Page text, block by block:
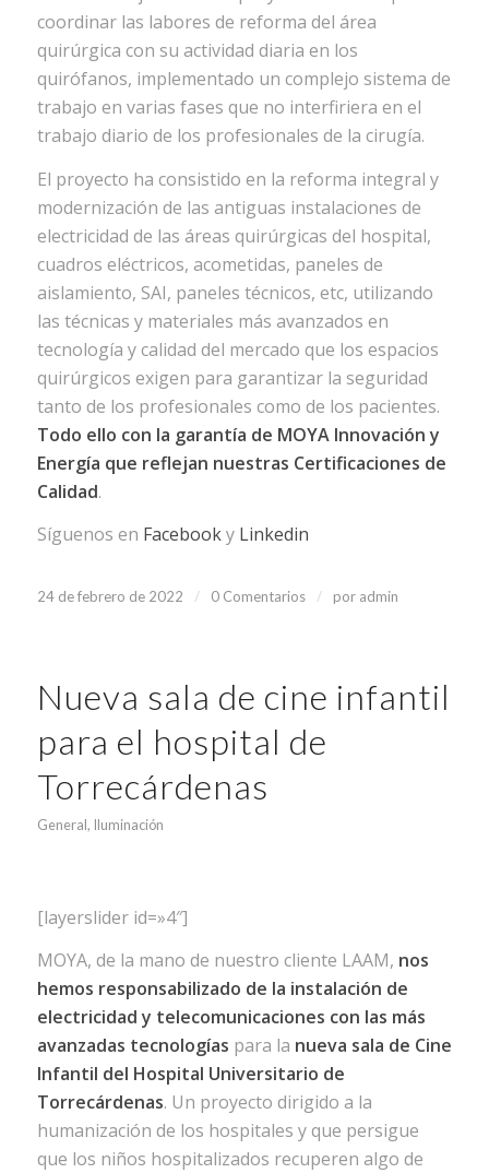
coordinar las labores de reforma del área
quirúrgica con su actividad diaria en los
quirófanos, implementado un complejo sistema de
trabajo en varias fases que no interfiriera en el
trabajo diario de los profesionales de la cirugía.
El proyecto ha consistido en la reforma integral y
modernización de las antiguas instalaciones de
electricidad de las áreas quirúrgicas del hospital,
cuadros eléctricos, acometidas, paneles de
aislamiento, SAI, paneles técnicos, etc, utilizando
las técnicas y materiales más avanzados en
tecnología y calidad del mercado que los espacios
quirúrgicos exigen para garantizar la seguridad
tanto de los profesionales como de los pacientes.
Todo ello con la garantía de MOYA Innovación y
Energía que reflejan nuestras Certificaciones de
Calidad.
Síguenos en Facebooky Linkedin
24 de febrero de 2022 / 0 Comentarios / por admin
Nueva sala de cine infantil
para el hospital de
Torrecárdenas
General, Iluminación
[layerslider id=»4″]
MOYA, de la mano de nuestro cliente LAAM, nos
hemos responsabilizado de la instalación de
electricidad y telecomunicaciones con las más
avanzadas tecnologías para la nueva sala de Cine
Infantil del Hospital Universitario de
Torrecárdenas. Un proyecto dirigido a la
humanización de los hospitales y que persigue
que los niños hospitalizados recuperen algo de